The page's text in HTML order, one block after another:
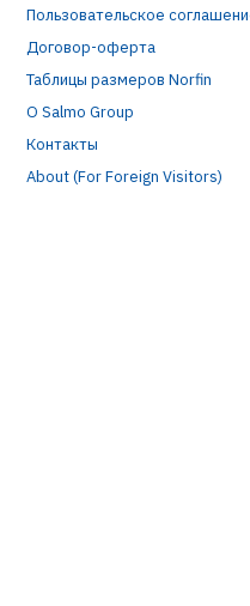
Пользовательское
Договор-оферта
Таблицы размеров Norfin
О Salmo Group
Контакты
About (For Foreign Visitors)